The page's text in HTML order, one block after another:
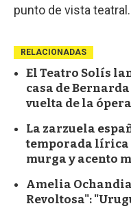
punto de vista teatral.
RELACIONADAS
El Teatro Solís
casa de
vuelta de la
La zarzuela
temporada lírica
murga y acento
Amelia
Revoltosa":